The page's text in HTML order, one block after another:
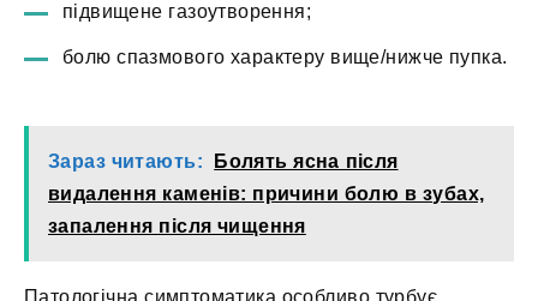
підвищене газоутворення;
болю спазмового характеру вище/нижче пупка.
Зараз читають:
Болять ясна після
видалення каменів: причини болю в зубах,
запалення після чищення
Патологічна симптоматика особливо турбує